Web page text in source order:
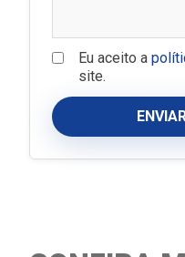
Eu aceito a
site.